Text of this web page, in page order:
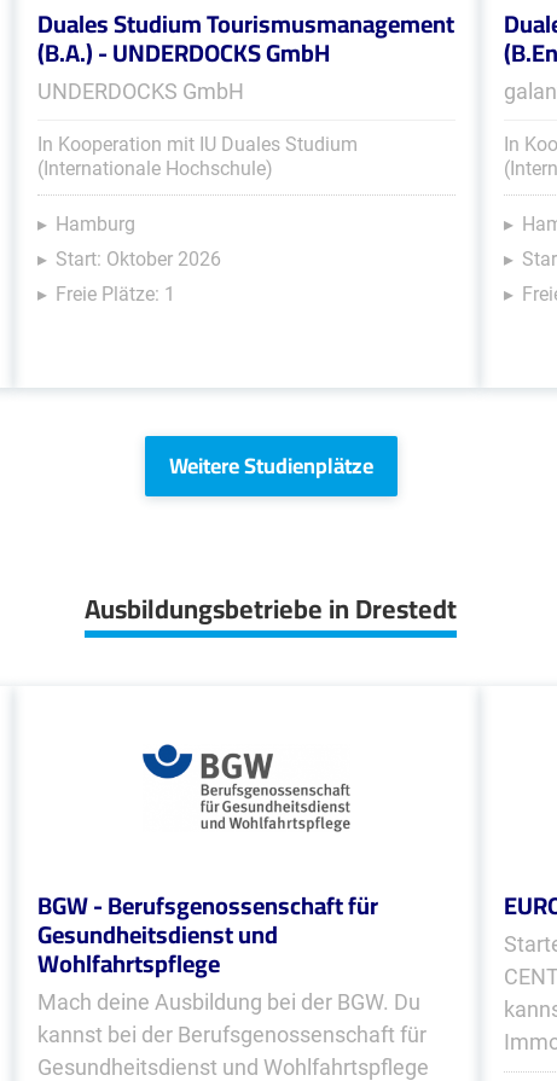
Duales Studium Tourismusmanagement
(B.A.) - UNDERDOCKS GmbH
UNDERDOCKS GmbH
In Kooperation mit IU Duales Studium
(Internationale Hochschule)
Hamburg
Start: Oktober 2026
Freie Plätze: 1
In
Weitere Studienplätze
Ausbildungsbetriebe in Drestedt
BGW - Berufsgenossenschaft für
Gesundheitsdienst und
Wohlfahrtspflege
Mach deine Ausbildung bei der BGW. Du
kannst bei der Berufsgenossenschaft für
Gesundheitsdienst und Wohlfahrtspflege